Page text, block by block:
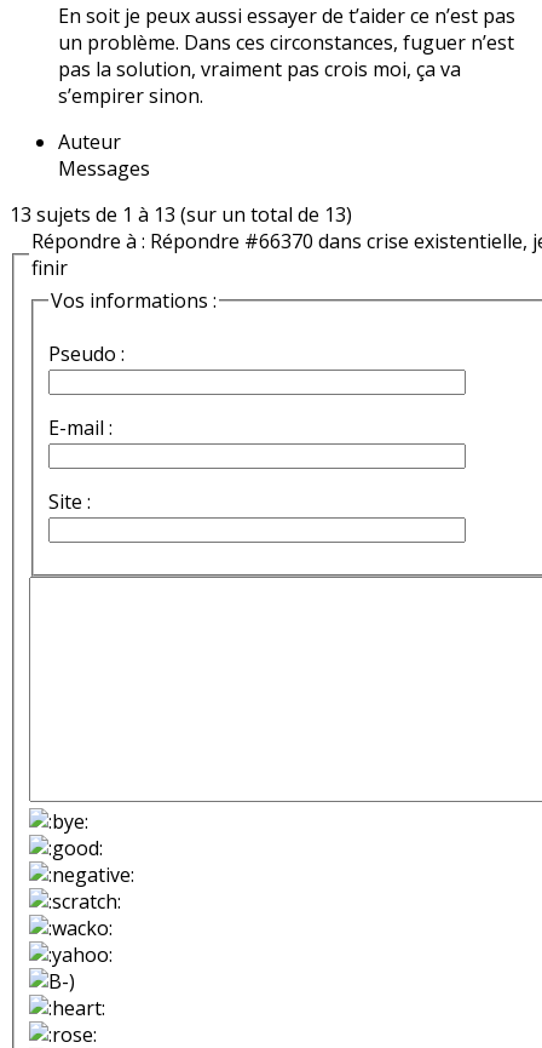
En soit je peux aussi essayer de t’aider ce n’est pas
un problème. Dans ces circonstances, fuguer n’est
pas la solution, vraiment pas crois moi, ça va
s’empirer sinon.
Auteur
Messages
13 sujets de 1 à 13 (sur un total de 13)
Répondre à : Répondre #66370 dans crise existentielle,
finir
Vos informations :
Pseudo :
E-mail :
Site :